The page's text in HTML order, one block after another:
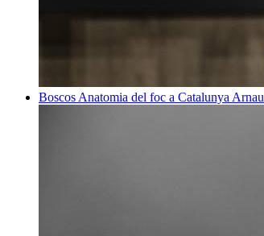
Boscos Anatomia del foc a Catalunya